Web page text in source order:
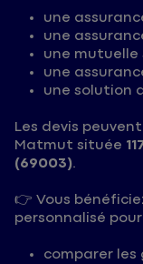
une
une
une mutuelle
une
une solution
Les devis
Matmut située
(69003).
👉 Vous
personnalisé pour
comparer les